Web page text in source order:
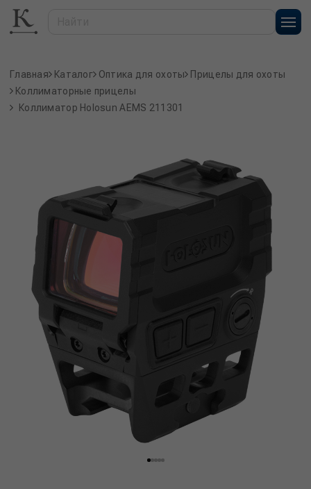
Главная Каталог Оптика для охоты Прицелы для охоты
Коллиматорные прицелы
Коллиматор Holosun AEMS 211301